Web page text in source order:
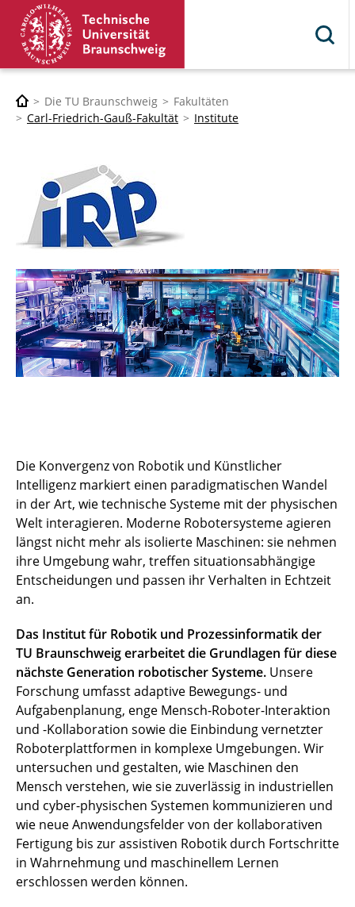
Die TU Braunschweig
Fakultäten
Carl-Friedrich-Gauß-Fakultät
Institute
Die Konvergenz von Robotik und Künstlicher
Intelligenz markiert einen paradigmatischen Wandel
in der Art, wie technische Systeme mit der physischen
Welt interagieren. Moderne Robotersysteme agieren
längst nicht mehr als isolierte Maschinen: sie nehmen
ihre Umgebung wahr, treffen situationsabhängige
Entscheidungen und passen ihr Verhalten in Echtzeit
an.
Das Institut für Robotik und Prozessinformatik der
TU Braunschweig erarbeitet die Grundlagen für diese
nächste Generation robotischer Systeme. Unsere
Forschung umfasst adaptive Bewegungs- und
Aufgabenplanung, enge Mensch-Roboter-Interaktion
und -Kollaboration sowie die Einbindung vernetzter
Roboterplattformen in komplexe Umgebungen. Wir
untersuchen und gestalten, wie Maschinen den
Mensch verstehen, wie sie zuverlässig in industriellen
und cyber-physischen Systemen kommunizieren und
wie neue Anwendungsfelder von der kollaborativen
Fertigung bis zur assistiven Robotik durch Fortschritte
in Wahrnehmung und maschinellem Lernen
erschlossen werden können.